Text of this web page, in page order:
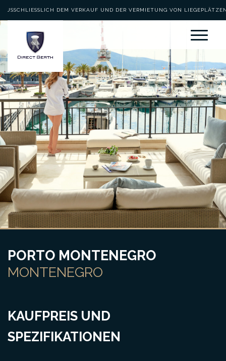
AUSSCHLIESSLICH DEM VERKAUF UND DER VERMIETUNG VON LIEGEPLÄTZEN
PORTO MONTENEGRO
MONTENEGRO
KAUFPREIS UND
SPEZIFIKATIONEN